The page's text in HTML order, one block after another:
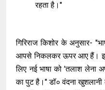
रहता है।"
गिरिराज किशोर के अनुसार-
आपसे निकलकर ऊपर आए हैं।
लिए नई भाषा को 'तलाश लेना
का पुट है।" डॉ० वंदना खुशलानी